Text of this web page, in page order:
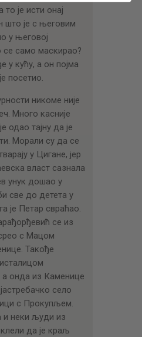
је исти онај
што је с његовим
у његовој
само маскирао?
у кућу, а он појма
посетио.
никоме није
Много касније
одао тајну да је
Морали су да се
у Цигане, јер
власт сазнала
унук дошао у
све до детета у
је Петар свраћао.
се из
с Мацом
Такође
а онда из Каменице
село
с Прокупљем.
и неки људи из
да је краљ